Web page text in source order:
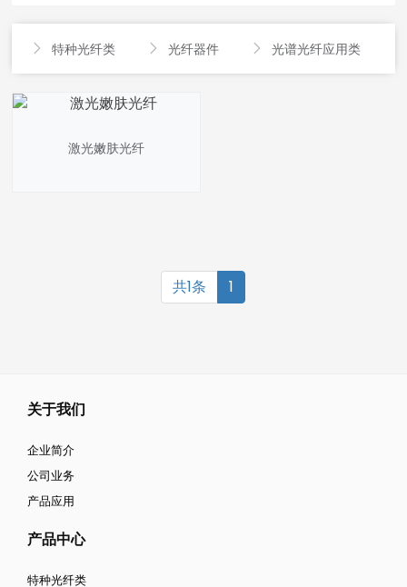
 特种光纤类  光纤器件  光谱光纤应用类
激光嫩肤光纤
共1条 1
关于我们
企业简介
公司业务
产品应用
产品中心
特种光纤类